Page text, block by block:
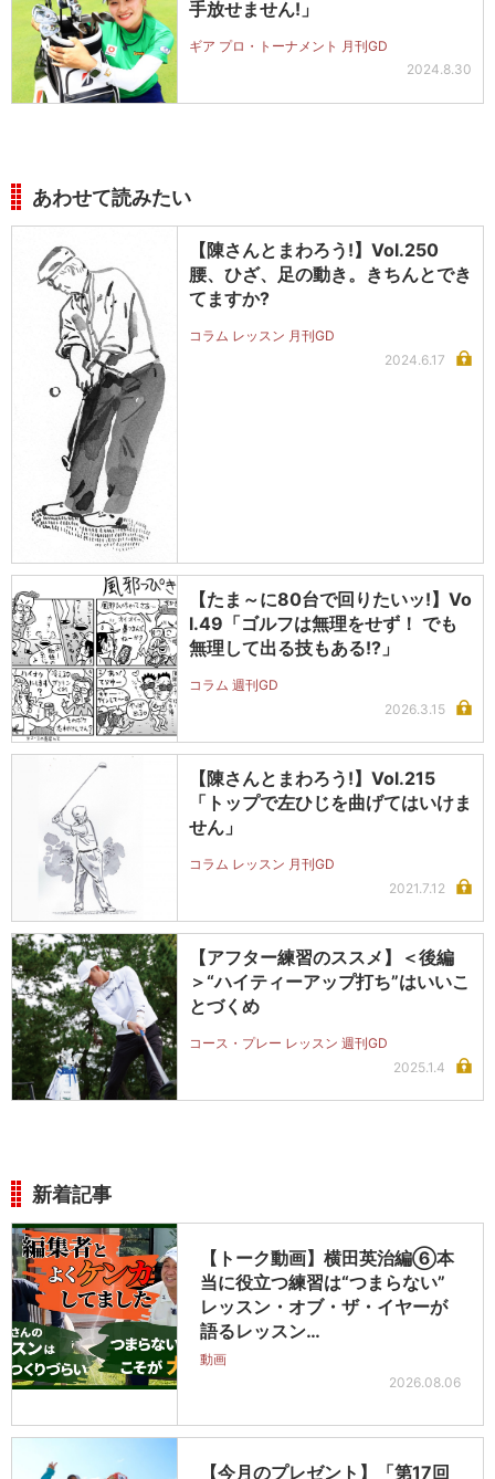
手放せません!」
ギア プロ・トーナメント 月刊GD
2024.8.30
あわせて読みたい
【陳さんとまわろう!】Vol.250
腰、ひざ、足の動き。きちんとでき
てますか?
コラム レッスン 月刊GD
2024.6.17
【たま～に80台で回りたいッ!】Vo
l.49「ゴルフは無理をせず！ でも
無理して出る技もある!?」
コラム 週刊GD
2026.3.15
【陳さんとまわろう!】Vol.215
「トップで左ひじを曲げてはいけま
せん」
コラム レッスン 月刊GD
2021.7.12
【アフター練習のススメ】＜後編
＞“ハイティーアップ打ち”はいいこ
とづくめ
コース・プレー レッスン 週刊GD
2025.1.4
新着記事
【トーク動画】横田英治編⑥本
当に役立つ練習は“つまらない”
レッスン・オブ・ザ・イヤーが
語るレッスン…
動画
2026.08.06
【今月のプレゼント】「第17回